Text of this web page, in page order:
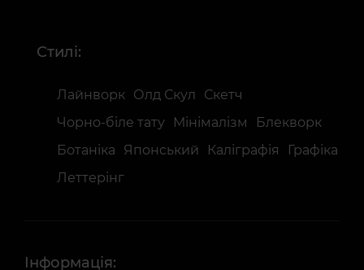
Стилі:
Лайнворк Олд Скул
Скетч
Чорно-біле тату
Мінімалізм
Блекворк
Ботаніка
Японський Каліграфія
Графіка
Леттерінг
Інформація: